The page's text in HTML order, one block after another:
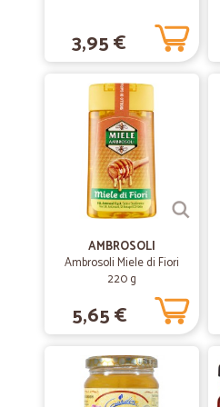
Ottimi prodotti, imballi adatti, merce
consegna. Ho fatto spesa parecchie
—Niccolò C.
veloce e puntuale
veloce e puntuale
—Francesca R.
Prezzo buono e tempi di consegna veloci
—Giovanni M.
Grande vatità di scelta
3,95 €
AMBROSOLI
Ambrosoli Miele di Fiori
220 g
5,65 €